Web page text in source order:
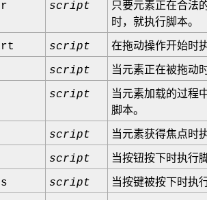
script
只要元素正在合法
时，就执行脚本。
script 在拖动操作开始时
script 当元素正在被拖动
script
当元素加载的过程
脚本。
script 当元素获得焦点时
script 当按钮按下时执行
script 当按键被按下时执